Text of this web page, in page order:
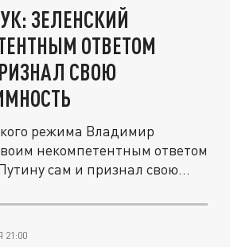
ЗЕЛЕНСКИЙ
ОТВЕТОМ
СВОЮ
режима Владимир
некомпетентным ответом
сам и признал свою...
21:00